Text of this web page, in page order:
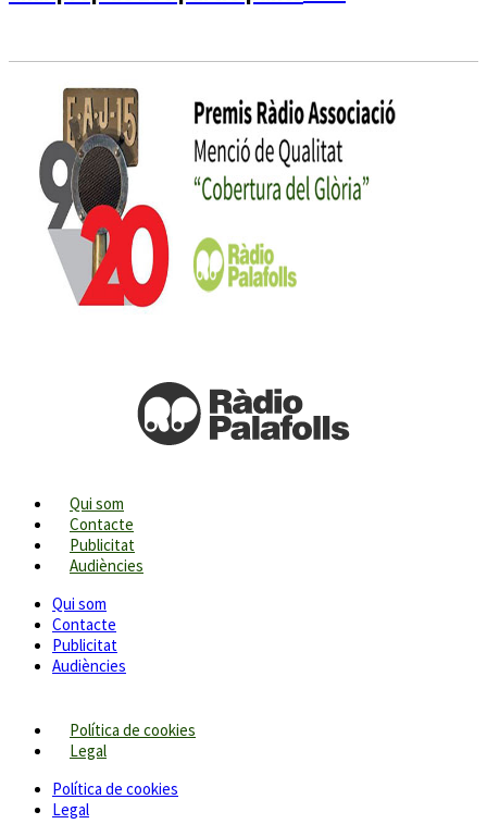
Qui som
Contacte
Publicitat
Audiències
Qui som
Contacte
Publicitat
Audiències
Política de cookies
Legal
Política de cookies
Legal